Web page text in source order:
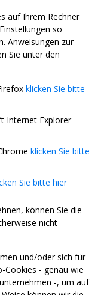
auf Ihrem Rechner
so
Anweisungen zur
Sie unter den
klicken Sie bitte
Internet Explorer
klicken Sie bitte
Sie bitte hier
können Sie die
nicht
und/oder sich für
Cookies - genau wie
-, um auf